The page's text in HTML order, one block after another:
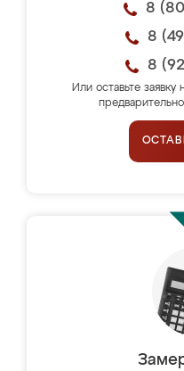
8
8
8
Или оставьте заявку